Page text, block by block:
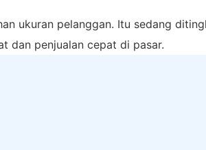
ukuran pelanggan. Itu sedang
dan penjualan cepat di pasar.